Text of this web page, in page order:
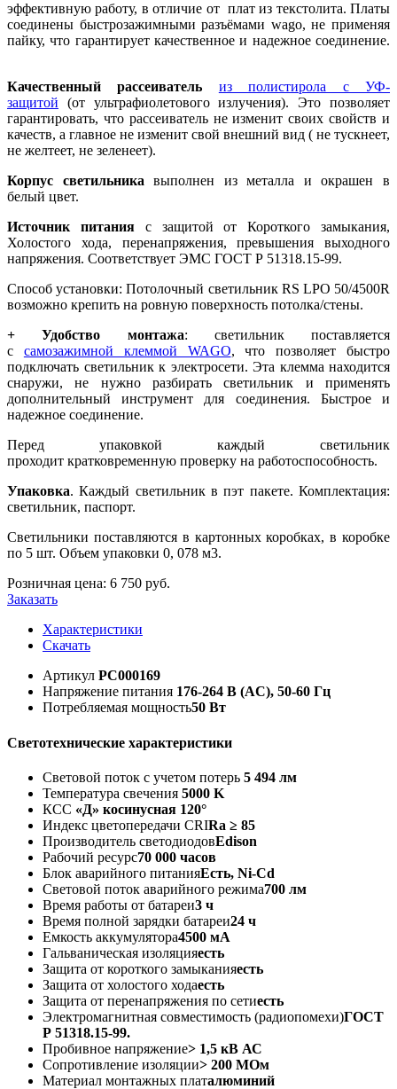
эффективную работу, в отличие от плат из текстолита. Платы
соединены быстрозажимными разъёмами wago, не применяя
пайку, что гарантирует качественное и надежное соединение.
Качественный рассеиватель
из полистирола с УФ-
защитой (от ультрафиолетового излучения). Это позволяет
гарантировать, что рассеиватель не изменит своих свойств и
качеств, а главное не изменит свой внешний вид ( не тускнеет,
не желтеет, не зеленеет).
Корпус светильникавыполнен из металла и окрашен в
белый цвет.
Источник питанияс защитой от Короткого замыкания,
Холостого хода, перенапряжения, превышения выходного
напряжения. Соответствует ЭМС ГОСТ Р 51318.15-99.
Способ установки: Потолочный светильник RS LPO 50/4500R
возможно крепить на ровную поверхность потолка/стены.
+ Удобство монтажа: светильник поставляется
с самозажимной клеммой WAGO, что позволяет быстро
подключать светильник к электросети. Эта клемма находится
снаружи, не нужно разбирать светильник и применять
дополнительный инструмент для соединения. Быстрое и
надежное соединение.
Перед упаковкой каждый светильник
проходит кратковременную проверку на работоспособность.
Упаковка. Каждый светильник в пэт пакете. Комплектация:
светильник, паспорт.
Светильники поставляются в картонных коробках, в коробке
по 5 шт. Объем упаковки 0, 078 м3.
Розничная цена: 6 750 руб.
Заказать
Характеристики
Скачать
Артикул РС000169
Напряжение питания 176-264 В (AC), 50-60 Гц
Потребляемая мощность50 Вт
Светотехнические характеристики
Световой поток с учетом потерь 5 494 лм
Температура свечения 5000 K
КСС «Д» косинусная 120°
Индекс цветопередачи CRIRa ≥ 85
Производитель светодиодовEdison
Рабочий ресурс70 000 часов
Блок аварийного питанияЕсть, Ni-Cd
Световой поток аварийного режима700 лм
Время работы от батареи3 ч
Время полной зарядки батареи24 ч
Емкость аккумулятора4500 мА
Гальваническая изоляцияесть
Защита от короткого замыканияесть
Защита от холостого ходаесть
Защита от перенапряжения по сетиесть
Электромагнитная совместимость (радиопомехи)ГОСТ
Р 51318.15-99.
Пробивное напряжение> 1,5 кВ АС
Сопротивление изоляции> 200 МОм
Материал монтажных платалюминий